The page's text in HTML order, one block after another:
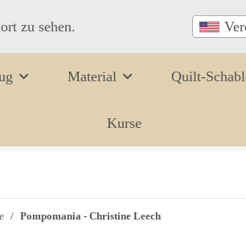
zu sehen.
Material Quilt-
Kurse
Pompomania - Christine Leech